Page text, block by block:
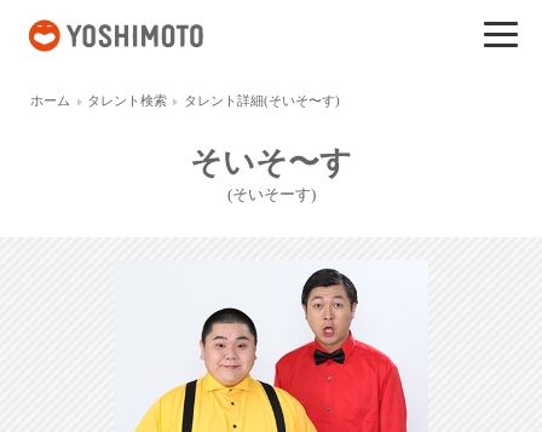
ホーム タレント検索 タレント詳細(そいそ〜す)
そいそ〜す
(そいそーす)